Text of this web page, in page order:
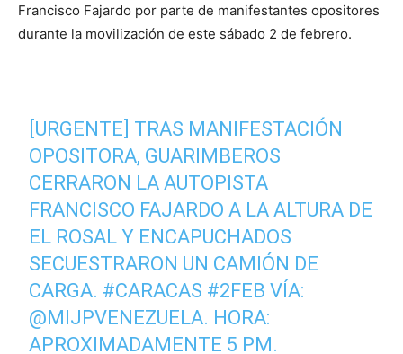
Francisco Fajardo por parte de manifestantes opositores
durante la movilización de este sábado 2 de febrero.
[URGENTE] TRAS MANIFESTACIÓN
OPOSITORA, GUARIMBEROS
CERRARON LA AUTOPISTA
FRANCISCO FAJARDO A LA ALTURA DE
EL ROSAL Y ENCAPUCHADOS
SECUESTRARON UN CAMIÓN DE
CARGA. #CARACAS #2FEB VÍA:
@MIJPVENEZUELA. HORA:
APROXIMADAMENTE 5 PM.